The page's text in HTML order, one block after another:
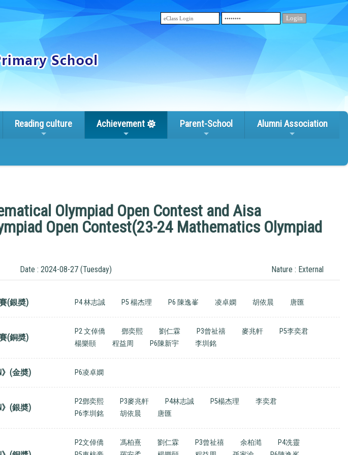
Reading culture Achievement Parent-School Alumni Association
Olympiad Open Contest and Aisa
Open Contest(23-24 Mathematics Olympiad
Date : 2024-08-27 (Tuesday) Nature : External
(銀奬) P4 林志誠 P5 楊杰理 P6 陳逸峯 凌卓嫻 胡依晨 唐匯
(銅奬)
P2 文倬僑 鄧奕熙 劉仁霖 P3曾祉禧 麥兆軒
P5李奕君
楊樂頤
程益周 P6陳新宇 李圳銘
》(金奬) P6凌卓嫻
》(銀奬)
P2鄧奕熙 P3麥兆軒 P4林志誠 P5楊杰理
李奕君
P6李圳銘
胡依晨 唐匯
P2文倬僑 馮柏熹 劉仁霖 P3曾祉禧 余柏澔
P4冼靈